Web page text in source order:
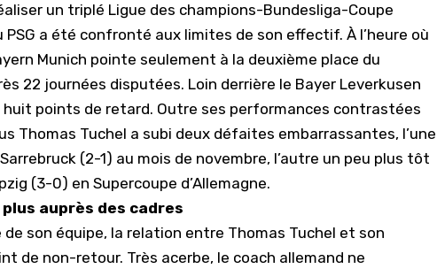
un triplé Ligue des champions-Bundesliga-Coupe
PSG a été confronté aux limites de son effectif. À l’heure où
Munich pointe seulement à la deuxième place du
22 journées disputées. Loin derrière le Bayer Leverkusen
huit points de retard. Outre ses performances contrastées
Thomas Tuchel a subi deux défaites embarrassantes, l’une
(2-1) au mois de novembre, l’autre un peu plus tôt
(3-0) en Supercoupe d’Allemagne.
auprès des cadres
son équipe, la relation entre Thomas Tuchel et son
de non-retour. Très acerbe, le coach allemand ne